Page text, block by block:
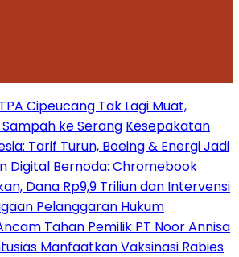
Cipeucang Tak Lagi Muat,
ke Serang Kesepakatan
Tarif Turun, Boeing & Energi Jadi
Digital Bernoda: Chromebook
Dana Rp9,9 Triliun dan Intervensi
Pelanggaran Hukum
Tahan Pemilik PT Noor Annisa
Manfaatkan Vaksinasi Rabies